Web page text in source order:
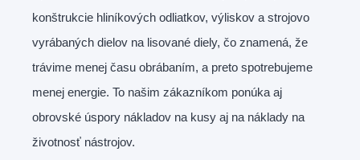
konštrukcie hliníkových odliatkov, výliskov a strojovo
vyrábaných dielov na lisované diely, čo znamená, že
trávime menej času obrábaním, a preto spotrebujeme
menej energie. To našim zákazníkom ponúka aj
obrovské úspory nákladov na kusy aj na náklady na
životnosť nástrojov.